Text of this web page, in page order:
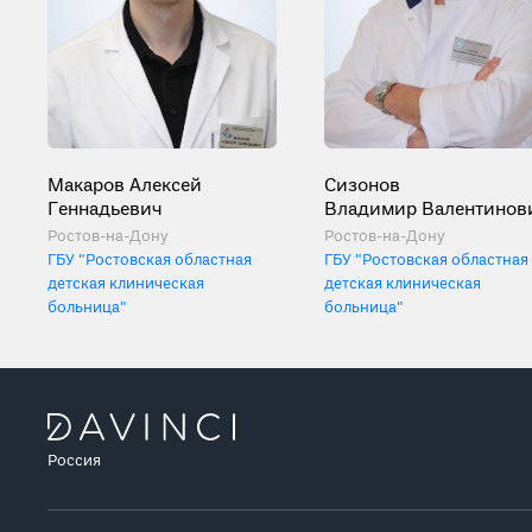
Макаров Алексей
Геннадьевич
Ростов-на-Дону
ГБУ "Ростовская областная
детская клиническая
больница"
Сизонов
Владимир
Ростов-на-Дону
ГБУ "Ростовская областная
детская клиническая
больница"
Россия